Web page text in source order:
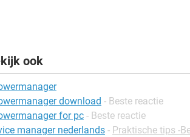
ook
download - Beste reactie
for pc - Beste reactie
manager nederlands - Praktische tips -